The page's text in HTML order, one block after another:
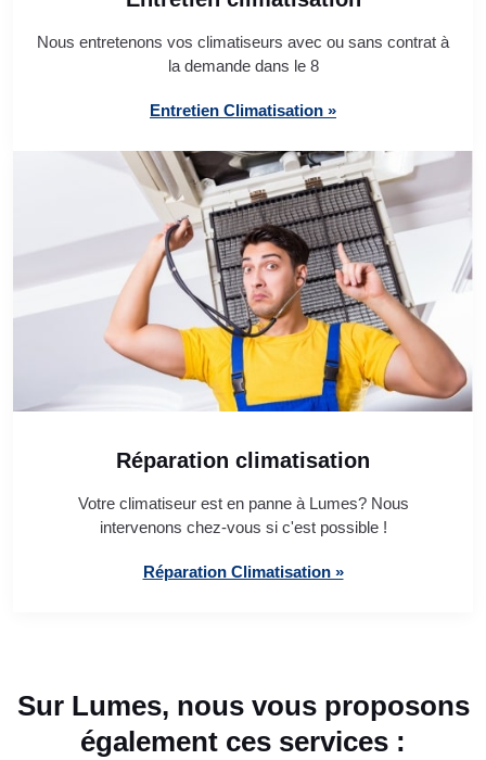
Nous entretenons vos climatiseurs avec ou sans contrat à
la demande dans le 8
Entretien Climatisation »
Réparation climatisation
Votre climatiseur est en panne à Lumes? Nous
intervenons chez-vous si c'est possible !
Réparation Climatisation »
Sur Lumes, nous vous proposons
également ces services :